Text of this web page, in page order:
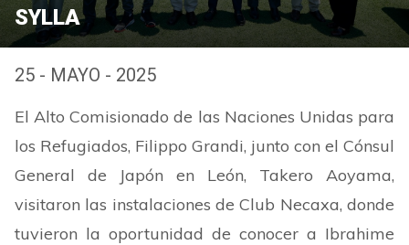
SYLLA
25 - MAYO - 2025
El Alto Comisionado de las Naciones Unidas para
los Refugiados, Filippo Grandi, junto con el Cónsul
General de Japón en León, Takero Aoyama,
visitaron las instalaciones de Club Necaxa, donde
tuvieron la oportunidad de conocer a Ibrahime